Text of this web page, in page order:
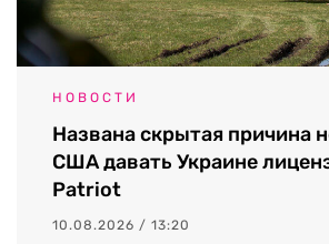
НОВОСТИ
Названа скрытая причина
США давать Украине
Patriot
10.08.2026 / 13:20